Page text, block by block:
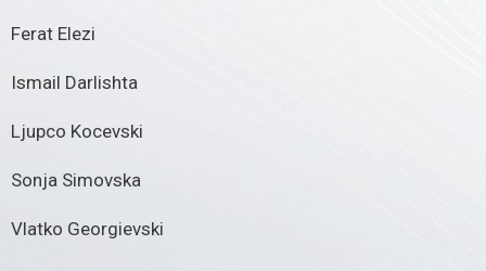
Ferat Elezi
Ismail Darlishta
Ljupco Kocevski
Sonja Simovska
Vlatko Georgievski